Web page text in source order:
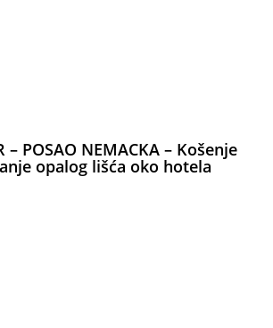
– POSAO NEMACKA – Košenje
opalog lišća oko hotela